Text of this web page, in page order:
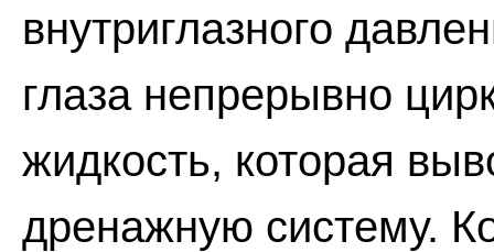
внутриглазного
глаза непрерывно
жидкость, которая
дренажную систему.